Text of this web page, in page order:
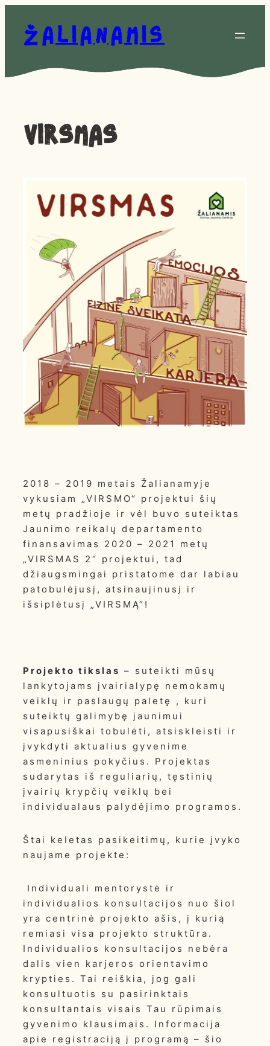
prie
turinio
Žalianamis
Virsmas
2018 – 2019 metais Žalianamyje
vykusiam „VIRSMO“ projektui šių
metų pradžioje ir vėl buvo suteiktas
Jaunimo reikalų departamento
finansavimas 2020 – 2021 metų
„VIRSMAS 2“ projektui, tad
džiaugsmingai pristatome dar labiau
patobulėjusį, atsinaujinusį ir
išsiplėtusį „VIRSMĄ“!
Projekto tikslas – suteikti mūsų
lankytojams įvairialypę nemokamų
veiklų ir paslaugų paletę , kuri
suteiktų galimybę jaunimui
visapusiškai tobulėti, atsiskleisti ir
įvykdyti aktualius gyvenime
asmeninius pokyčius. Projektas
sudarytas iš reguliarių, tęstinių
įvairių krypčių veiklų bei
individualaus palydėjimo programos.
Štai keletas pasikeitimų, kurie įvyko
naujame projekte:
Individuali mentorystė ir
individualios konsultacijos nuo šiol
yra centrinė projekto ašis, į kurią
remiasi visa projekto struktūra.
Individualios konsultacijos nebėra
dalis vien karjeros orientavimo
krypties. Tai reiškia, jog gali
konsultuotis su pasirinktais
konsultantais visais Tau rūpimais
gyvenimo klausimais. Informacija
apie registraciją į programą – šio